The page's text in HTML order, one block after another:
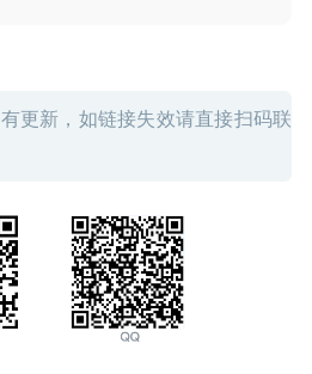
更新，如链接失效请直接扫码联